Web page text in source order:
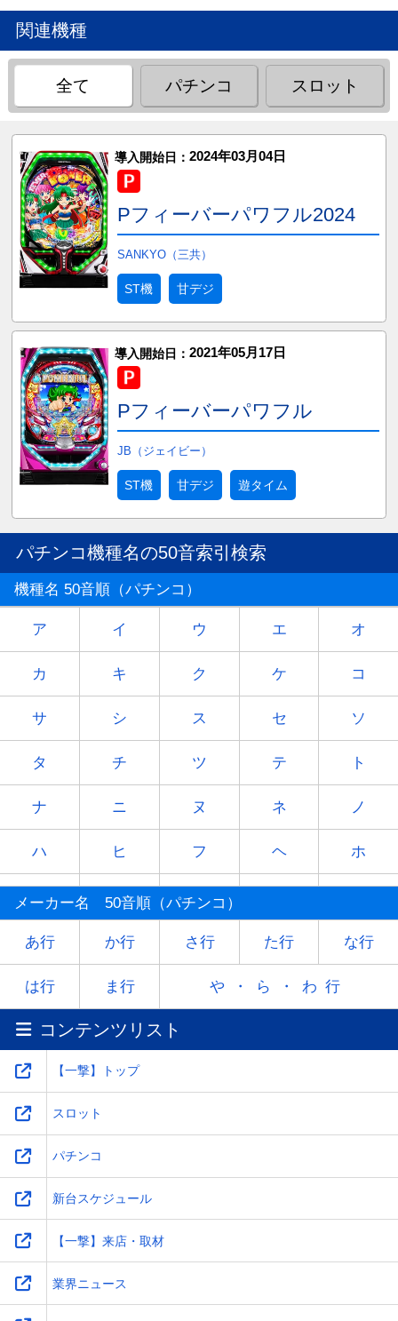
関連機種
全て パチンコ スロット
導入開始日： 2024年03月04日
Pフィーバーパワフル2024
SANKYO（三共）
ST機 甘デジ
導入開始日： 2021年05月17日
Pフィーバーパワフル
JB（ジェイビー）
ST機 甘デジ 遊タイム
パチンコ機種名の50音索引検索
機種名 50音順（パチンコ）
ア イ ウ エ オ
カ キ ク ケ コ
サ シ ス セ ソ
タ チ ツ テ ト
ナ ニ ヌ ネ ノ
ハ ヒ フ ヘ ホ
マ ミ ム
ヤ - ユ - ヨ
ラ リ レ
ワ -
メーカー名 50音順（パチンコ）
あ行 か行 さ行 た行 な行
は行 ま行 や・ら・わ行
コンテンツリスト
【一撃】トップ
スロット
パチンコ
新台スケジュール
【一撃】来店・取材
業界ニュース